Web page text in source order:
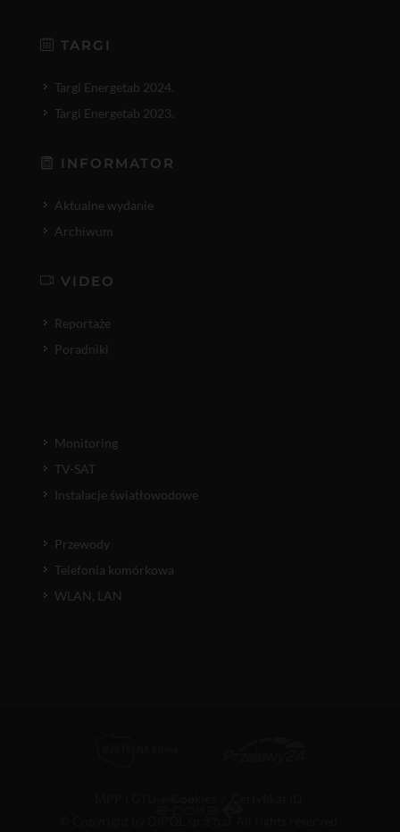
TARGI
Targi Energetab 2024.
Targi Energetab 2023.
INFORMATOR
Aktualne wydanie
Archiwum
VIDEO
Reportaże
Poradniki
Monitoring
TV-SAT
Instalacje światłowodowe
Przewody
Telefonia komórkowa
WLAN, LAN